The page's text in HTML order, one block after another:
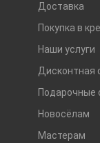
Доставка
Покупка в
Наши услуги
Дисконтная
Подарочные
Новосёлам
Мастерам